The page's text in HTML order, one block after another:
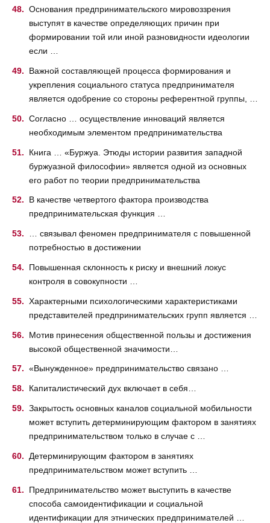
Основания предпринимательского мировоззрения
выступят в качестве определяющих причин при
формировании той или иной разновидности идеологии
если …
Важной составляющей процесса формирования и
укрепления социального статуса предпринимателя
является одобрение со стороны референтной группы, …
Согласно … осуществление инноваций является
необходимым элементом предпринимательства
Книга … «Буржуа. Этюды истории развития западной
буржуазной философии» является одной из основных
его работ по теории предпринимательства
В качестве четвертого фактора производства
предпринимательская функция …
… связывал феномен предпринимателя с повышенной
потребностью в достижении
Повышенная склонность к риску и внешний локус
контроля в совокупности …
Характерными психологическими характеристиками
представителей предпринимательских групп является …
Мотив принесения общественной пользы и достижения
высокой общественной значимости…
«Вынужденное» предпринимательство связано …
Капиталистический дух включает в себя…
Закрытость основных каналов социальной мобильности
может вступить детерминирующим фактором в занятиях
предпринимательством только в случае с …
Детерминирующим фактором в занятиях
предпринимательством может вступить …
Предпринимательство может выступить в качестве
способа самоидентификации и социальной
идентификации для этнических предпринимателей …